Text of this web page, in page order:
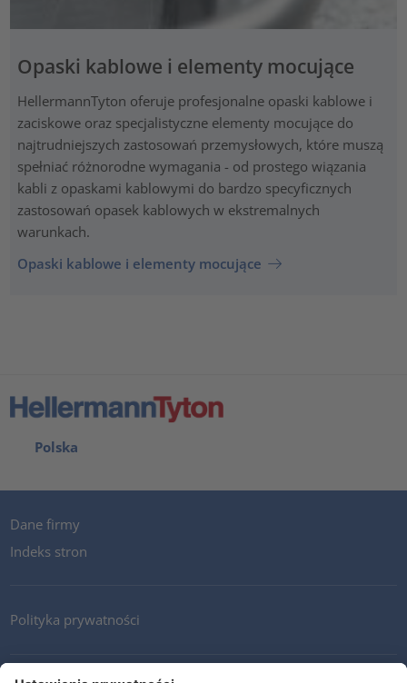
Opaski kablowe i elementy mocujące
HellermannTyton oferuje profesjonalne opaski kablowe i
zaciskowe oraz specjalistyczne elementy mocujące do
najtrudniejszych zastosowań przemysłowych, które muszą
spełniać różnorodne wymagania - od prostego wiązania
kabli z opaskami kablowymi do bardzo specyficznych
zastosowań opasek kablowych w ekstremalnych
warunkach.
Opaski kablowe i elementy mocujące
Polska
Dane firmy
Indeks stron
Polityka prywatności